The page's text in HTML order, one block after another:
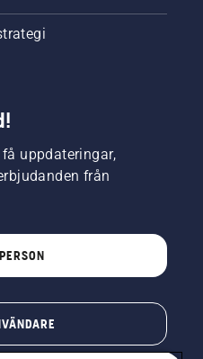
uppdateringar,
från